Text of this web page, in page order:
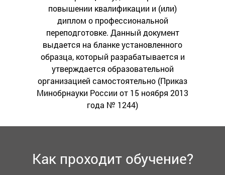
повышении квалификации и (или)
диплом о профессиональной
переподготовке. Данный документ
выдается на бланке установленного
образца, который разрабатывается и
утверждается образовательной
организацией самостоятельно (Приказ
Минобрнауки России от 15 ноября 2013
года № 1244)
Как проходит обучение?